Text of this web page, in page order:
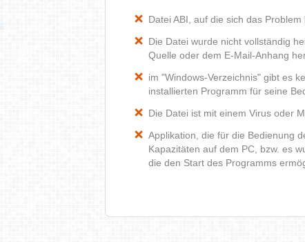
Datei ABI, auf die sich das
Die Datei wurde nicht vollständig
Quelle oder dem E-Mail-Anhang
im "Windows-Verzeichnis" gibt es
installierten Programm für seine
Die Datei ist mit einem Virus oder
Applikation, die für die Bedienung
Kapazitäten auf dem PC, bzw. es
die den Start des Programms